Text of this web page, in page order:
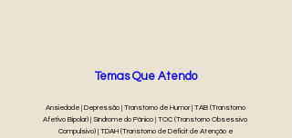
Ansiedade | Depressão | Transtorno de Humor | TAB (Transtorno
Afetivo Bipolar) | Síndrome do Pânico | TOC (Transtorno Obsessivo
Compulsivo) | TDAH (Transtorno de Déficit de Atenção e
Temas Que Atendo